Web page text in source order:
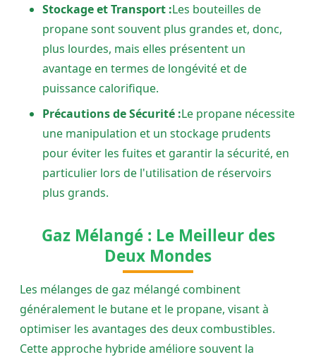
Stockage et Transport :Les bouteilles de
propane sont souvent plus grandes et, donc,
plus lourdes, mais elles présentent un
avantage en termes de longévité et de
puissance calorifique.
Précautions de Sécurité :Le propane nécessite
une manipulation et un stockage prudents
pour éviter les fuites et garantir la sécurité, en
particulier lors de l'utilisation de réservoirs
plus grands.
Gaz Mélangé : Le Meilleur des
Deux Mondes
Les mélanges de gaz mélangé combinent
généralement le butane et le propane, visant à
optimiser les avantages des deux combustibles.
Cette approche hybride améliore souvent la